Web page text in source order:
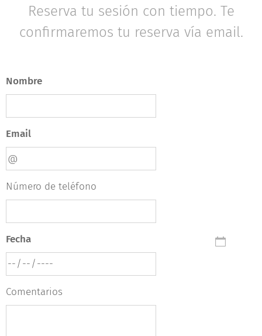
Reserva tu sesión con tiempo. Te
confirmaremos tu reserva vía email.
Nombre
Email
Número de teléfono
Fecha
Comentarios